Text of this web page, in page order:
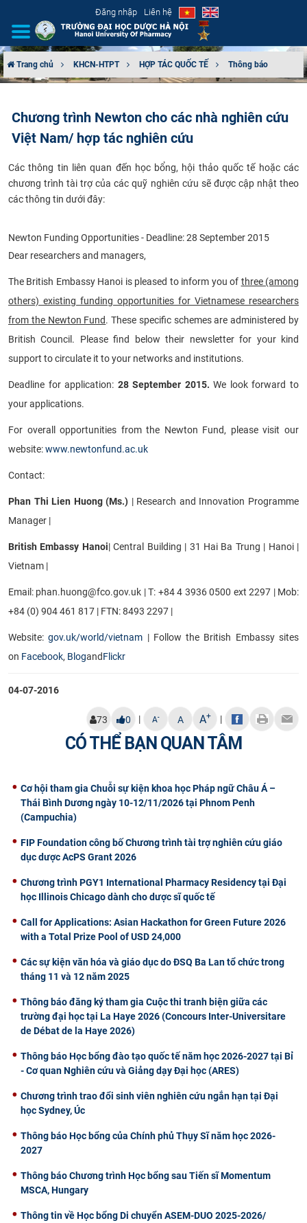
Đăng nhập Liên hệ
CƠ CẤU TỔ CHỨC
ĐÀO TẠO
KHOA HỌC CÔNG NGHỆ
CỰU NGƯỜI HỌC
Trang chủ KHCN-HTPT HỢP TÁC QUỐC TẾ Thông báo
Chương trình Newton cho các nhà nghiên cứu
Việt Nam/ hợp tác nghiên cứu
Các thông tin liên quan đến học bổng, hội thảo quốc tế hoặc các
chương trình tài ​trợ của các quỹ nghiên cứu sẽ được cập nhật​ theo
các thông tin dưới đây:
Newton Funding Opportunities - Deadline: 28 September 2015
Dear researchers and managers,
The British Embassy Hanoi is pleased to inform you of three (among
others) existing funding opportunities for Vietnamese researchers
from the Newton Fund. These specific schemes are administered by
British Council. Please find below their newsletter for your kind
support to circulate it to your networks and institutions.
Deadline for application: 28 September 2015.We look forward to
your applications.
For overall opportunities from the Newton Fund, please visit our
website:www.newtonfund.ac.uk
Contact:
​Phan Thi Lien Huong (Ms.) | Research and Innovation Programme
Manager |
British Embassy Hanoi|Central Building | 31 Hai Ba Trung | Hanoi |
Vietnam |
Email: phan.huong@fco.gov.uk | T: +84 4 3936 0500 ext 2297 | Mob:
+84 (0) 904 461 817 | FTN: 8493 2297 |
Website:gov.uk/world/vietnam | Follow the British Embassy sites
on Facebook, BlogandFlickr
04-07-2016
73 0 | A- A A+ |
CÓ THỂ BẠN QUAN TÂM
Cơ hội tham gia Chuỗi sự kiện khoa học Pháp ngữ Châu Á –
Thái Bình Dương ngày 10-12/11/2026 tại Phnom Penh
(Campuchia)
FIP Foundation công bố Chương trình tài trợ nghiên cứu giáo
dục dược AcPS Grant 2026
Chương trình PGY1 International Pharmacy Residency tại Đại
học Illinois Chicago dành cho dược sĩ quốc tế
Call for Applications: Asian Hackathon for Green Future 2026
with a Total Prize Pool of USD 24,000
Các sự kiện văn hóa và giáo dục do ĐSQ Ba Lan tổ chức trong
tháng 11 và 12 năm 2025
Thông báo đăng ký tham gia Cuộc thi tranh biện giữa các
trường đại học tại La Haye 2026 (Concours Inter-Universitare
de Débat de la Haye 2026)
Thông báo Học bổng đào tạo quốc tế năm học 2026-2027 tại Bỉ
- Cơ quan Nghiên cứu và Giảng dạy Đại học (ARES)
Chương trình trao đổi sinh viên nghiên cứu ngắn hạn tại Đại
học Sydney, Úc
Thông báo Học bổng của Chính phủ Thụy Sĩ năm học 2026-
2027
Thông báo Chương trình Học bổng sau Tiến sĩ Momentum
MSCA, Hungary
Thông tin về Học bổng Di chuyển ASEM-DUO 2025-2026/